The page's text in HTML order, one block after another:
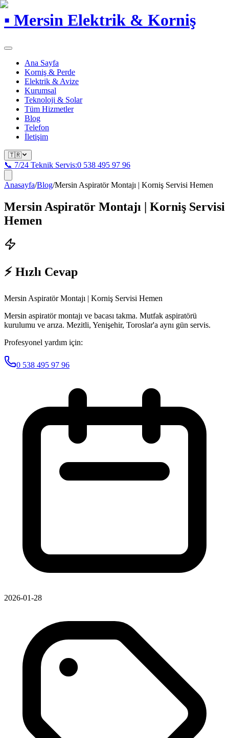
▪ Mersin Elektrik & Korniş
Ana Sayfa
Korniş & Perde
Elektrik & Avize
Kurumsal
Teknoloji & Solar
Tüm Hizmetler
Blog
Telefon
İletişim
🇹🇷
📞 7/24 Teknik Servis:0 538 495 97 96
Anasayfa/Blog/Mersin Aspiratör Montajı | Korniş Servisi Hemen
Mersin Aspiratör Montajı | Korniş Servisi
Hemen
⚡ Hızlı Cevap
Mersin Aspiratör Montajı | Korniş Servisi Hemen
Mersin aspiratör montajı ve bacası takma. Mutfak aspiratörü
kurulumu ve arıza. Mezitli, Yenişehir, Toroslar'a aynı gün servis.
Profesyonel yardım için:
0 538 495 97 96
2026-01-28